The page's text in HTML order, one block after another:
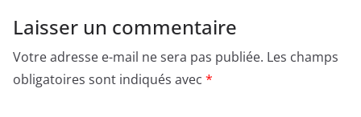
Laisser un commentaire
Votre adresse e-mail ne sera pas publiée. Les champs
obligatoires sont indiqués avec *